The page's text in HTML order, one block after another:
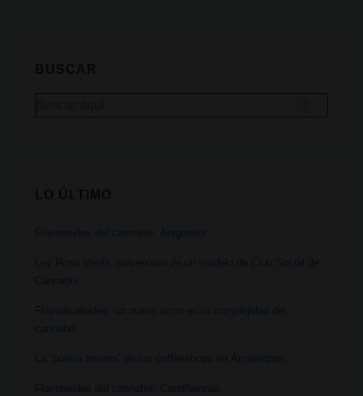
Flavonoides del cannabis: Apigenina
Ley Rosa Verda: aniversario de un modelo de Club Social de
Cannabis
Flavoalcaloides: un nuevo actor en la complejidad del
cannabis
La “puerta trasera” de los coffeeshops en Ámsterdam
Flavonoides del cannabis: Cannflavinas